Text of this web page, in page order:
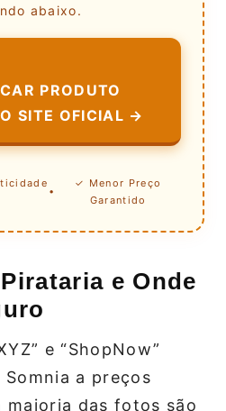
abaixo.
PRODUTO
SITE OFICIAL →
•
✓ Menor Preço
Garantido
e Onde
e “ShopNow”
a preços
maioria das fotos são